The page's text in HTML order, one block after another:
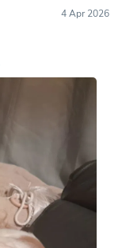
4 Apr 2026